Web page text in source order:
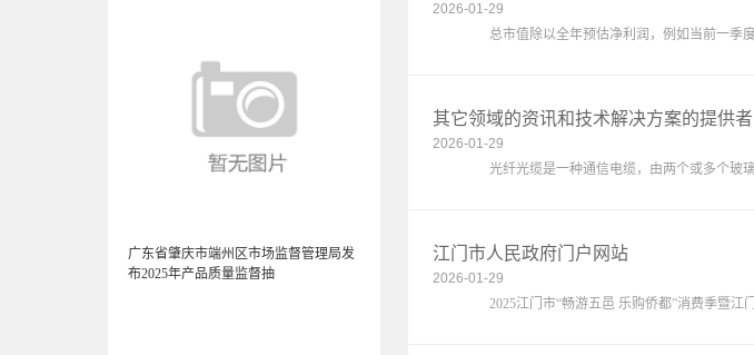
广东省肇庆市端州区市场监督管理局发
布2025年产品质量监督抽
2026-01-29
总市值除以全年预估净利润，例如当前一季度净
其它领域的资讯和技术解决方案的提供
2026-01-29
光纤光缆是一种通信电缆，由两个或多个玻璃
江门市人民政府门户网站
2026-01-29
2025江门市“畅游五邑 乐购侨都”消费季暨江门